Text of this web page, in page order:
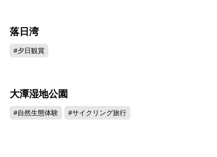
落日湾
#夕日観賞
大潭湿地公園
#自然生態体験 #サイクリング旅行